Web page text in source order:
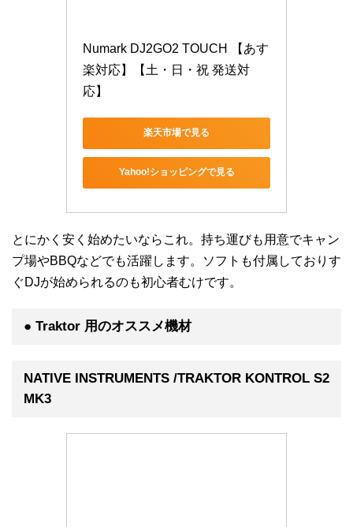
Numark DJ2GO2 TOUCH 【あす
楽対応】【土・日・祝 発送対
応】
楽天市場で見る
Yahoo!ショッピングで見る
とにかく安く始めたいならこれ。持ち運びも用意でキャン
プ場やBBQなどでも活躍します。ソフトも付属しておりす
ぐDJが始められるのも初心者むけです。
● Traktor 用のオススメ機材
NATIVE INSTRUMENTS /TRAKTOR KONTROL S2
MK3